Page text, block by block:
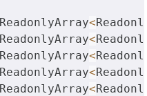
ReadonlyArray<
ReadonlyArray<
ReadonlyArray<
ReadonlyArray<
ReadonlyArray<